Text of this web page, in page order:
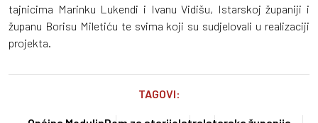
tajnicima Marinku Lukendi i Ivanu Vidišu, Istarskoj županiji i
županu Borisu Miletiću te svima koji su sudjelovali u realizaciji
projekta.
TAGOVI: